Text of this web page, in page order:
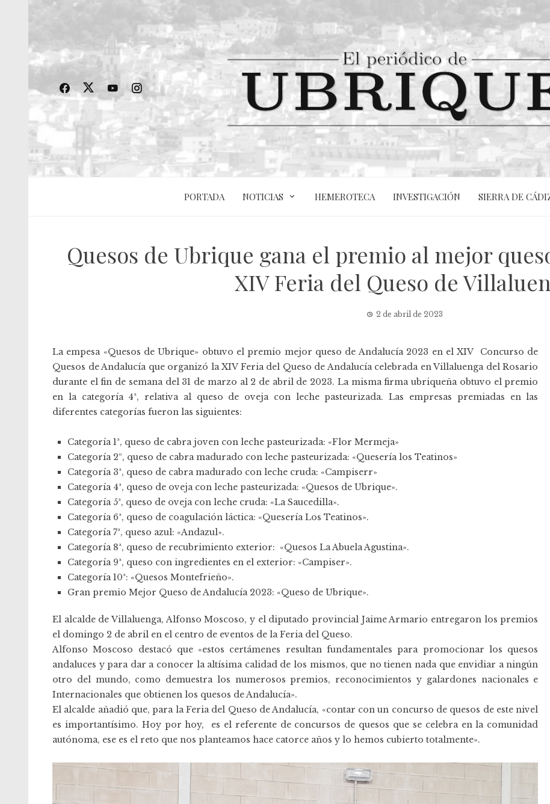
PORTADA NOTICIAS HEMEROTECA INVESTIGACIÓN SIERRA DE
Quesos de Ubrique gana el premio al mejor
XIV Feria del Queso de
2 de abril de 2023
La empesa «Quesos de Ubrique» obtuvo el premio mejor queso de Andalucía 2023 en el XIV Concurso de
Quesos de Andalucía que organizó la XIV Feria del Queso de Andalucía celebrada en Villaluenga del Rosario
durante el fin de semana del 31 de marzo al 2 de abril de 2023. La misma firma ubriqueña obtuvo el premio
en la categoría 4ª, relativa al queso de oveja con leche pasteurizada. Las empresas premiadas en las
diferentes categorías fueron las siguientes:
Categoría 1ª, queso de cabra joven con leche pasteurizada: «Flor Mermeja»
Categoría 2º, queso de cabra madurado con leche pasteurizada: «Quesería los Teatinos»
Categoría 3ª, queso de cabra madurado con leche cruda: «Campiserr»
Categoría 4ª, queso de oveja con leche pasteurizada: «Quesos de Ubrique».
Categoría 5ª, queso de oveja con leche cruda: «La Saucedilla».
Categoría 6ª, queso de coagulación láctica: «Quesería Los Teatinos».
Categoría 7ª, queso azul: «Andazul».
Categoría 8ª, queso de recubrimiento exterior: «Quesos La Abuela Agustina».
Categoría 9ª, queso con ingredientes en el exterior: «Campiser».
Categoría 10ª: «Quesos Montefrieño».
Gran premio Mejor Queso de Andalucía 2023: «Queso de Ubrique».
El alcalde de Villaluenga, Alfonso Moscoso, y el diputado provincial Jaime Armario entregaron los premios
el domingo 2 de abril en el centro de eventos de la Feria del Queso.
Alfonso Moscoso destacó que «estos certámenes resultan fundamentales para promocionar los quesos
andaluces y para dar a conocer la altísima calidad de los mismos, que no tienen nada que envidiar a ningún
otro del mundo, como demuestra los numerosos premios, reconocimientos y galardones nacionales e
Internacionales que obtienen los quesos de Andalucía».
El alcalde añadió que, para la Feria del Queso de Andalucía, «contar con un concurso de quesos de este nivel
es importantísimo. Hoy por hoy, es el referente de concursos de quesos que se celebra en la comunidad
autónoma, ese es el reto que nos planteamos hace catorce años y lo hemos cubierto totalmente».